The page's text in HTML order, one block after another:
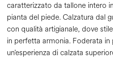
caratterizzato da tallone intero
pianta del piede. Calzatura dal
con qualità artigianale, dove
in perfetta armonia. Foderata
un’esperienza di calzata